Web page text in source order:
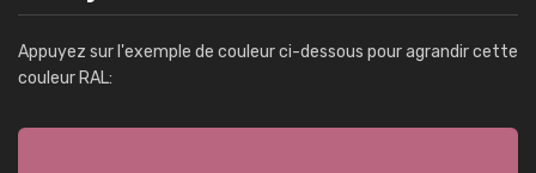
Appuyez sur l'exemple de couleur ci-dessous pour agrandir cette
couleur RAL: